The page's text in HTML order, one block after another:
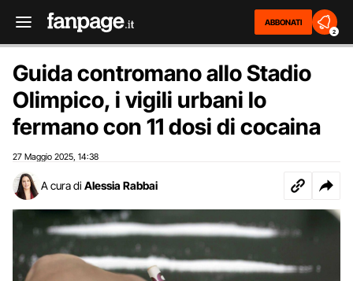
ABBONATI
2
Guida contromano allo Stadio
Olimpico, i vigili urbani lo
fermano con 11 dosi di cocaina
27 Maggio 2025 14:38
A cura di Alessia Rabbai